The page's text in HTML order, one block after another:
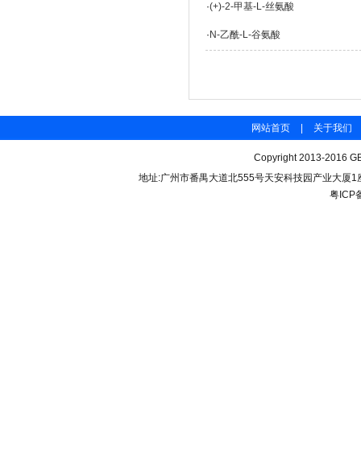
·(+)-2-甲基-L-丝氨酸
· N-乙酰-L-谷氨酸
网站首页 关于我们
Copyright 2013-2016
地址:广州市番禺大道北555号天安科技园产业大厦
粤ICP